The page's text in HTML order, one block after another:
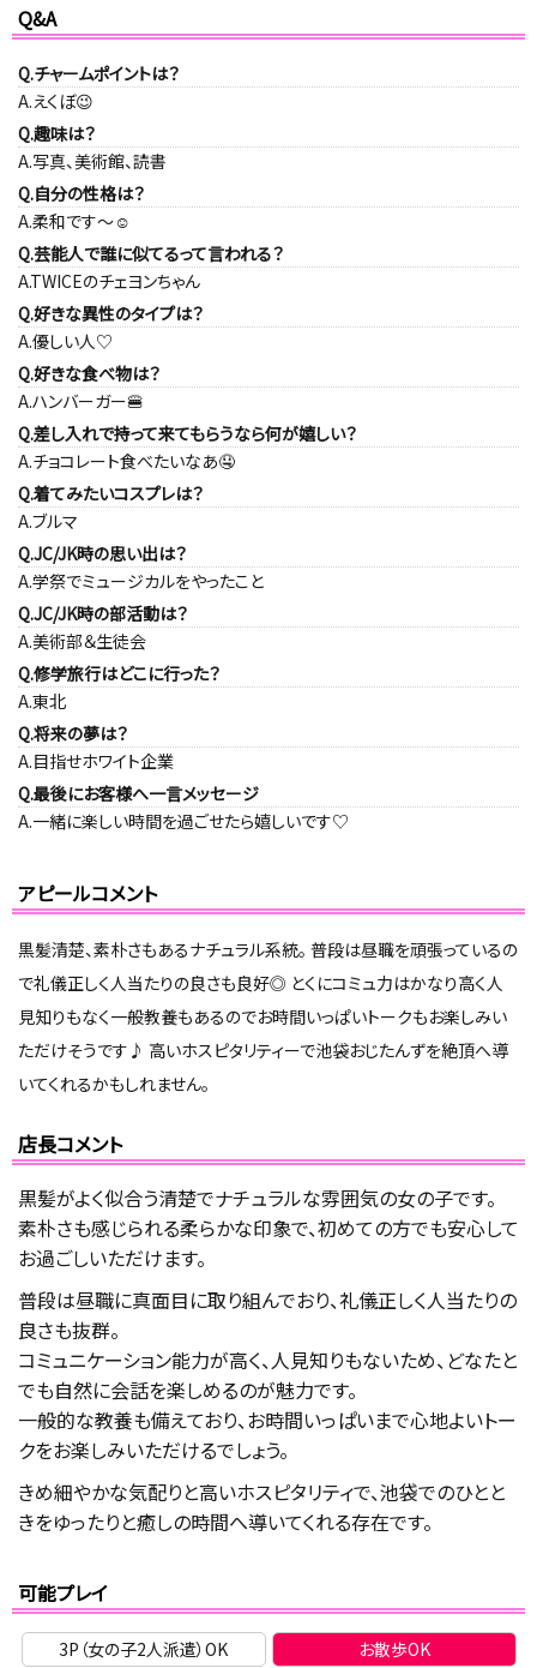
Q&A
Q.チャームポイントは？
A.えくぼ😉
Q.趣味は？
A.写真、美術館、読書
Q.自分の性格は？
A.柔和です〜☺️
Q.芸能人で誰に似てるって言われる？
A.TWICEのチェヨンちゃん
Q.好きな異性のタイプは？
A.優しい人♡
Q.好きな食べ物は？
A.ハンバーガー🍔
Q.差し入れで持って来てもらうなら何が嬉しい？
A.チョコレート食べたいなあ🤤
Q.着てみたいコスプレは？
A.ブルマ
Q.JC/JK時の思い出は？
A.学祭でミュージカルをやったこと
Q.JC/JK時の部活動は？
A.美術部＆生徒会
Q.修学旅行はどこに行った？
A.東北
Q.将来の夢は？
A.目指せホワイト企業
Q.最後にお客様へ一言メッセージ
A.一緒に楽しい時間を過ごせたら嬉しいです♡
アピールコメント
黒髪清楚、素朴さもあるナチュラル系統。 普段は昼職を頑張っているの
で礼儀正しく人当たりの良さも良好◎ とくにコミュ力はかなり高く人
見知りもなく一般教養もあるのでお時間いっぱいトークもお楽しみい
ただけそうです♪ 高いホスピタリティーで池袋おじたんずを絶頂へ導
いてくれるかもしれません。
店長コメント
黒髪がよく似合う清楚でナチュラルな雰囲気の女の子です。
素朴さも感じられる柔らかな印象で、初めての方でも安心して
お過ごしいただけます。
普段は昼職に真面目に取り組んでおり、礼儀正しく人当たりの
良さも抜群。
コミュニケーション能力が高く、人見知りもないため、どなたと
でも自然に会話を楽しめるのが魅力です。
一般的な教養も備えており、お時間いっぱいまで心地よいトー
クをお楽しみいただけるでしょう。
きめ細やかな気配りと高いホスピタリティで、池袋でのひとと
きをゆったりと癒しの時間へ導いてくれる存在です。
可能プレイ
3P（女の子2人派遣）OK
お散歩OK